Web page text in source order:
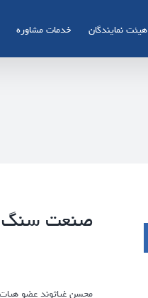
هیئت نمایندگان خدمات مشاوره
صنعت سنگ
محسن غیاثوند عضو هیات